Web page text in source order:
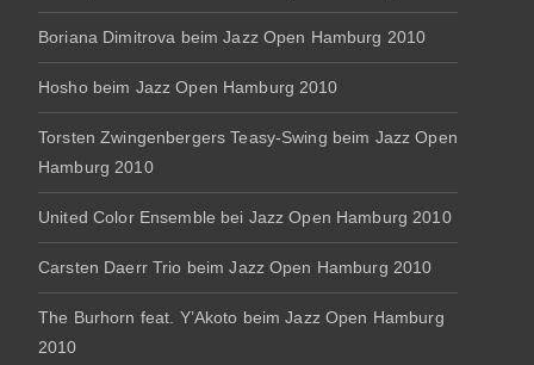
Boriana Dimitrova beim Jazz Open Hamburg 2010
Hosho beim Jazz Open Hamburg 2010
Torsten Zwingenbergers Teasy-Swing beim Jazz Open
Hamburg 2010
United Color Ensemble bei Jazz Open Hamburg 2010
Carsten Daerr Trio beim Jazz Open Hamburg 2010
The Burhorn feat. Y’Akoto beim Jazz Open Hamburg
2010